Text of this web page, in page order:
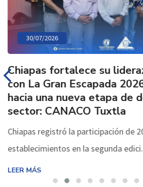
30/07/2026
Chiapas fortalece su
con La Gran Escapada
hacia una nueva etapa de
sector: CANACO Tuxtla
Chiapas registró la participación de
establecimientos en la segunda
LEER MÁS